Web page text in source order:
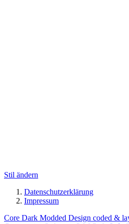
Stil ändern
Datenschutzerklärung
Impressum
Core Dark Modded Design coded &